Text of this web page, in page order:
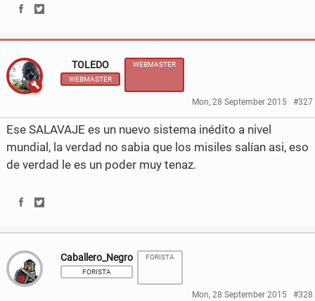
h
a
r
e
n
e
b
h
a
r
e
o
n
t
TOLEDO
WEBMASTER
WEBMASTER
Mon, 28 September 2015 #327
Ese SALAVAJE es un nuevo sistema inédito a nivel
mundial, la verdad no sabia que los misiles salían asi, eso
de verdad le es un poder muy tenaz.
r
a
r
Caballero_Negro
FORISTA
FORISTA
Mon, 28 September 2015 #328